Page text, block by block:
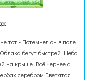
тот,- Потемнел он в поле.
бегут быстрей. Небо
на крыше. Всё чернее с
серебром Светятся